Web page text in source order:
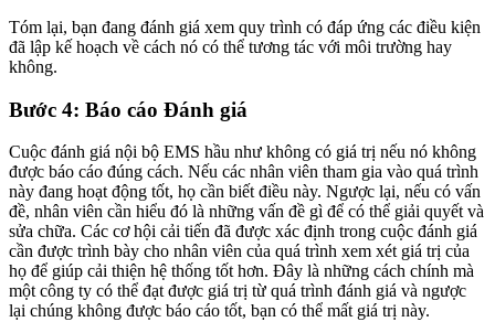
Tóm lại, bạn đang đánh giá xem quy trình có đáp ứng các điều kiện
đã lập kế hoạch về cách nó có thể tương tác với môi trường hay
không.
Bước 4: Báo cáo Đánh giá
Cuộc đánh giá nội bộ EMS hầu như không có giá trị nếu nó không
được báo cáo đúng cách. Nếu các nhân viên tham gia vào quá trình
này đang hoạt động tốt, họ cần biết điều này. Ngược lại, nếu có vấn
đề, nhân viên cần hiểu đó là những vấn đề gì để có thể giải quyết và
sửa chữa. Các cơ hội cải tiến đã được xác định trong cuộc đánh giá
cần được trình bày cho nhân viên của quá trình xem xét giá trị của
họ để giúp cải thiện hệ thống tốt hơn. Đây là những cách chính mà
một công ty có thể đạt được giá trị từ quá trình đánh giá và ngược
lại chúng không được báo cáo tốt, bạn có thể mất giá trị này.